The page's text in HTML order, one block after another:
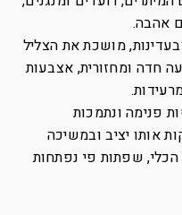
אהבה.
מושכת את הצליל
חדה ומחזורית, אצבעות
פנימה ונתמכות
אותו יציב ובמשיכה
שפתות פי נפתחות